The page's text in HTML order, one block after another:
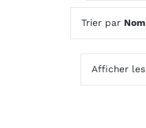
Trier par Nom
Afficher les